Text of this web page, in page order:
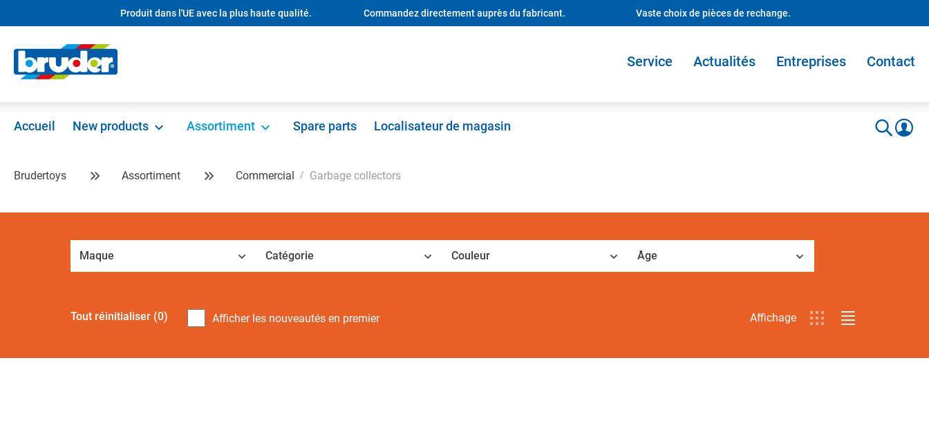
Passer à la navigation principale
Produit dans l'UE avec la plus haute qualité. Commandez directement auprès du fabricant. Vaste choix de pièces de rechange.
Service Actualités Entreprises Contact
Accueil New products Assortiment Spare parts Localisateur de magasin
Brudertoys Assortiment Commercial Garbage collectors
Maque Catégorie Couleur Âge
Afficher les nouveautés en premier
Tout réinitialiser (0) Affichage